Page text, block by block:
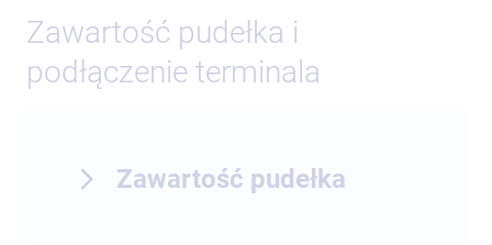
Zawartość pudełka i
podłączenie terminala
Zawartość pudełka